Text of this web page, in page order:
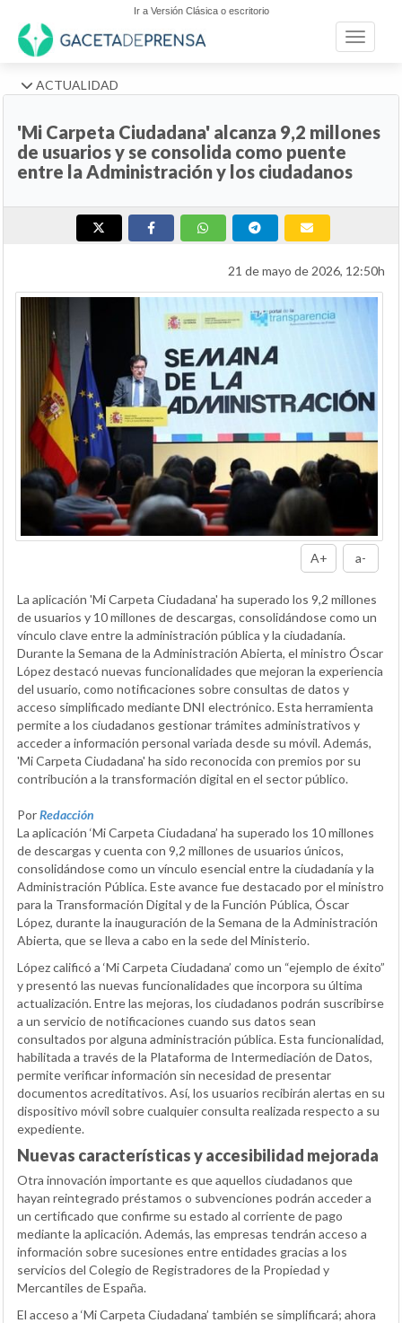
Ir a Versión Clásica o escritorio
Toggle
ACTUALIDAD
'Mi Carpeta Ciudadana' alcanza 9,2 millones
de usuarios y se consolida como puente
entre la Administración y los ciudadanos
21 de mayo de 2026, 12:50h
A+ a-
La aplicación 'Mi Carpeta Ciudadana' ha superado los 9,2 millones
de usuarios y 10 millones de descargas, consolidándose como un
vínculo clave entre la administración pública y la ciudadanía.
Durante la Semana de la Administración Abierta, el ministro Óscar
López destacó nuevas funcionalidades que mejoran la experiencia
del usuario, como notificaciones sobre consultas de datos y
acceso simplificado mediante DNI electrónico. Esta herramienta
permite a los ciudadanos gestionar trámites administrativos y
acceder a información personal variada desde su móvil. Además,
'Mi Carpeta Ciudadana' ha sido reconocida con premios por su
contribución a la transformación digital en el sector público.
PorRedacción
La aplicación ‘Mi Carpeta Ciudadana’ ha superado los 10 millones
de descargas y cuenta con 9,2 millones de usuarios únicos,
consolidándose como un vínculo esencial entre la ciudadanía y la
Administración Pública. Este avance fue destacado por el ministro
para la Transformación Digital y de la Función Pública, Óscar
López, durante la inauguración de la Semana de la Administración
Abierta, que se lleva a cabo en la sede del Ministerio.
López calificó a ‘Mi Carpeta Ciudadana’ como un “ejemplo de éxito”
y presentó las nuevas funcionalidades que incorpora su última
actualización. Entre las mejoras, los ciudadanos podrán suscribirse
a un servicio de notificaciones cuando sus datos sean
consultados por alguna administración pública. Esta funcionalidad,
habilitada a través de la Plataforma de Intermediación de Datos,
permite verificar información sin necesidad de presentar
documentos acreditativos. Así, los usuarios recibirán alertas en su
dispositivo móvil sobre cualquier consulta realizada respecto a su
expediente.
Nuevas características y accesibilidad mejorada
Otra innovación importante es que aquellos ciudadanos que
hayan reintegrado préstamos o subvenciones podrán acceder a
un certificado que confirme su estado al corriente de pago
mediante la aplicación. Además, las empresas tendrán acceso a
información sobre sucesiones entre entidades gracias a los
servicios del Colegio de Registradores de la Propiedad y
Mercantiles de España.
El acceso a ‘Mi Carpeta Ciudadana’ también se simplificará; ahora